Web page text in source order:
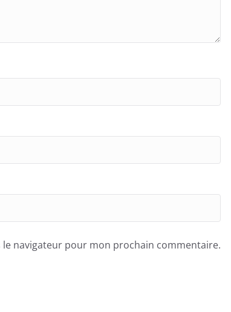
navigateur pour mon prochain commentaire.